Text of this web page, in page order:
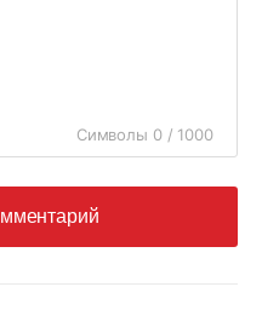
Символы 0 / 1000